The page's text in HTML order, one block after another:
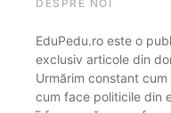
DESPRE NOI
EduPedu.ro este o
exclusiv articole din
Urmărim constant
cum face politicile din